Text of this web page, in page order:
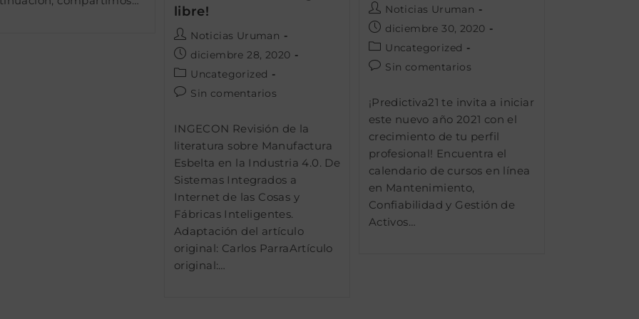
Autor
de
entrada:
Noticias Uruman
Publicación
de
la
entrada:
diciembre 30, 2020
Categoría
de
Uncategorized
Comentarios
la
entrada:
Sin comentarios
¡Predictiva21 te invita a iniciar
este nuevo año 2021 con el
crecimiento de tu perfil
profesional! Encuentra el
calendario de cursos en línea
en Mantenimiento,
Confiabilidad y Gestión de
Activos…
libre!
Autor
de
entrada:
Noticias Uruman
Publicación
de
la
entrada:
diciembre 28, 2020
Categoría
de
Uncategorized
Comentarios
entrada:
Sin comentarios
INGECON Revisión de la
literatura sobre Manufactura
Esbelta en la Industria 4.0. De
Sistemas Integrados a
Internet de las Cosas y
Fábricas Inteligentes.
Adaptación del artículo
original: Carlos ParraArtículo
original:…